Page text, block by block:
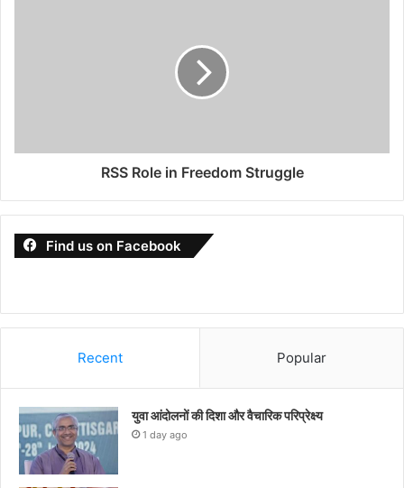
RSS Role in Freedom Struggle
Find us on Facebook
Recent Popular
युवा आंदोलनों की दिशा और वैचारिक परिप्रेक्ष्य
1 day ago